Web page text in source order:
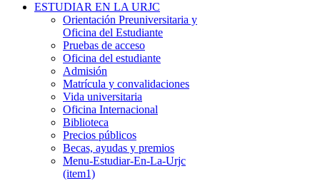
ESTUDIAR EN LA URJC
Orientación Preuniversitaria y
Oficina del Estudiante
Pruebas de acceso
Oficina del estudiante
Admisión
Matrícula y convalidaciones
Vida universitaria
Oficina Internacional
Biblioteca
Precios públicos
Becas, ayudas y premios
Menu-Estudiar-En-La-Urjc
(item1)